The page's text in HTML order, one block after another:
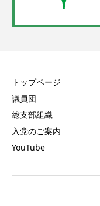
トップページ
議員団
総支部組織
入党のご案内
YouTube